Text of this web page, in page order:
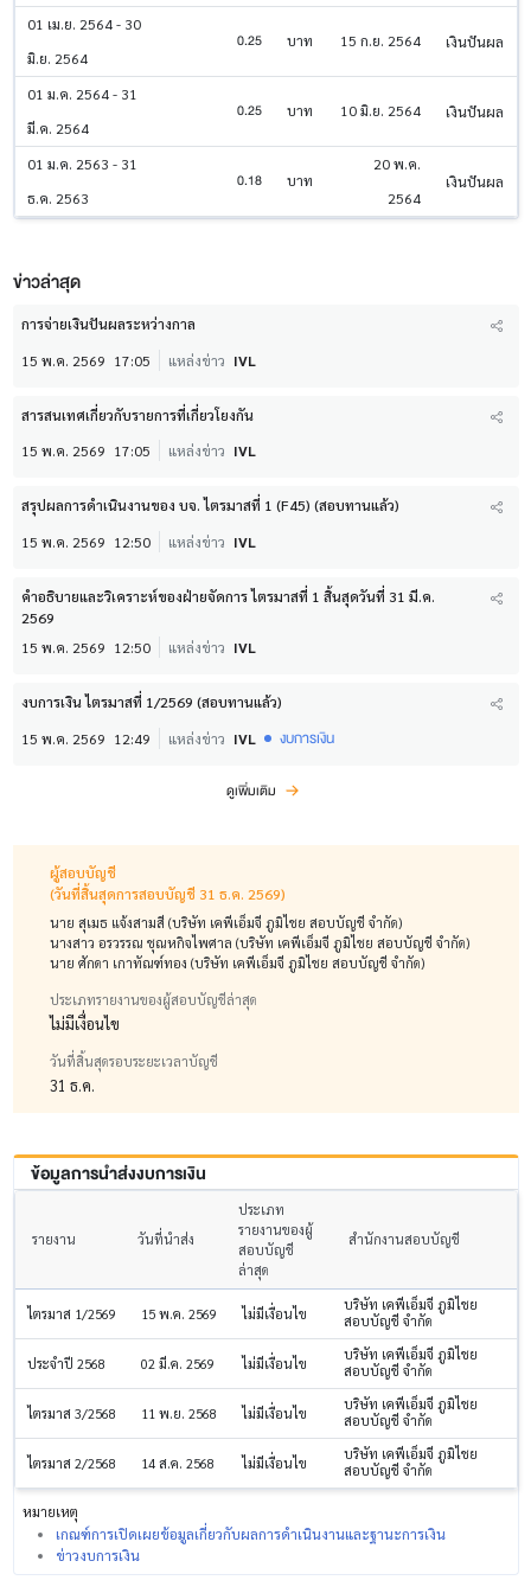
01 เม.ย. 2564 - 30
มิ.ย. 2564
0.25 บาท 15 ก.ย. 2564 เงินปันผล
01 ม.ค. 2564 - 31
มี.ค. 2564
0.25 บาท 10 มิ.ย. 2564 เงินปันผล
01 ม.ค. 2563 - 31
ธ.ค. 2563
0.18 บาท
20 พ.ค.
2564
เงินปันผล
ข่าวล่าสุด
การจ่ายเงินปันผลระหว่างกาล
15 พ.ค. 2569 17:05 แหล่งข่าว IVL
สารสนเทศเกี่ยวกับรายการที่เกี่ยวโยงกัน
15 พ.ค. 2569 17:05 แหล่งข่าว IVL
สรุปผลการดำเนินงานของ บจ. ไตรมาสที่ 1 (F45) (สอบทานแล้ว)
15 พ.ค. 2569 12:50 แหล่งข่าว IVL
คำอธิบายและวิเคราะห์ของฝ่ายจัดการ ไตรมาสที่ 1 สิ้นสุดวันที่ 31 มี.ค.
2569
15 พ.ค. 2569 12:50 แหล่งข่าว IVL
งบการเงิน ไตรมาสที่ 1/2569 (สอบทานแล้ว)
15 พ.ค. 2569 12:49 แหล่งข่าว IVL งบการเงิน
ดูเพิ่มเติม
ผู้สอบบัญชี
(วันที่สิ้นสุดการสอบบัญชี 31 ธ.ค. 2569)
นาย สุเมธ แจ้งสามสี (บริษัท เคพีเอ็มจี ภูมิไชย สอบบัญชี จำกัด)
นางสาว อรวรรณ ชุณหกิจไพศาล (บริษัท เคพีเอ็มจี ภูมิไชย สอบบัญชี จำกัด)
นาย ศักดา เกาทัณฑ์ทอง (บริษัท เคพีเอ็มจี ภูมิไชย สอบบัญชี จำกัด)
ประเภทรายงานของผู้สอบบัญชีล่าสุด
ไม่มีเงื่อนไข
วันที่สิ้นสุดรอบระยะเวลาบัญชี
31 ธ.ค.
ข้อมูลการนำส่งงบการเงิน
รายงาน วันที่นำส่ง
ประเภท
รายงานของผู้
สอบบัญชี
ล่าสุด
สำนักงานสอบบัญชี
ไตรมาส 1/2569 15 พ.ค. 2569 ไม่มีเงื่อนไข
บริษัท เคพีเอ็มจี ภูมิไชย
สอบบัญชี จำกัด
ประจำปี 2568 02 มี.ค. 2569 ไม่มีเงื่อนไข
บริษัท เคพีเอ็มจี ภูมิไชย
สอบบัญชี จำกัด
ไตรมาส 3/2568 11 พ.ย. 2568 ไม่มีเงื่อนไข
บริษัท เคพีเอ็มจี ภูมิไชย
สอบบัญชี จำกัด
ไตรมาส 2/2568 14 ส.ค. 2568 ไม่มีเงื่อนไข
บริษัท เคพีเอ็มจี ภูมิไชย
สอบบัญชี จำกัด
หมายเหตุ
เกณฑ์การเปิดเผยข้อมูลเกี่ยวกับผลการดำเนินงานและฐานะการเงิน
ข่าวงบการเงิน